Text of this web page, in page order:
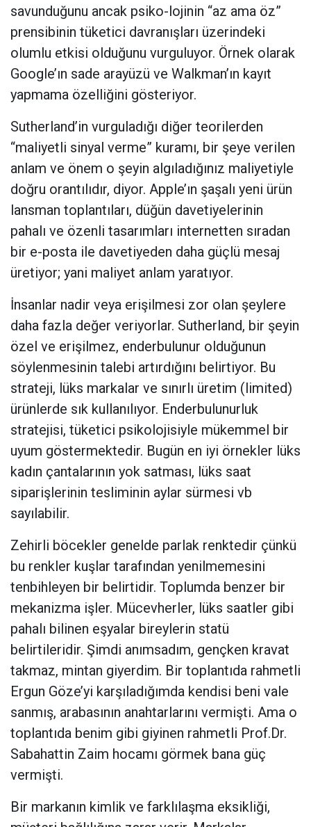
savunduğunu ancak psiko-lojinin “az ama öz”
prensibinin tüketici davranışları üzerindeki
olumlu etkisi olduğunu vurguluyor. Örnek olarak
Google’ın sade arayüzü ve Walkman’ın kayıt
yapmama özelliğini gösteriyor.
Sutherland’in vurguladığı diğer teorilerden
“maliyetli sinyal verme” kuramı, bir şeye verilen
anlam ve önem o şeyin algıladığınız maliyetiyle
doğru orantılıdır, diyor. Apple’ın şaşalı yeni ürün
lansman toplantıları, düğün davetiyelerinin
pahalı ve özenli tasarımları internetten sıradan
bir e-posta ile davetiyeden daha güçlü mesaj
üretiyor; yani maliyet anlam yaratıyor.
İnsanlar nadir veya erişilmesi zor olan şeylere
daha fazla değer veriyorlar. Sutherland, bir şeyin
özel ve erişilmez, enderbulunur olduğunun
söylenmesinin talebi artırdığını belirtiyor. Bu
strateji, lüks markalar ve sınırlı üretim (limited)
ürünlerde sık kullanılıyor. Enderbulunurluk
stratejisi, tüketici psikolojisiyle mükemmel bir
uyum göstermektedir. Bugün en iyi örnekler lüks
kadın çantalarının yok satması, lüks saat
siparişlerinin tesliminin aylar sürmesi vb
sayılabilir.
Zehirli böcekler genelde parlak renktedir çünkü
bu renkler kuşlar tarafından yenilmemesini
tenbihleyen bir belirtidir. Toplumda benzer bir
mekanizma işler. Mücevherler, lüks saatler gibi
pahalı bilinen eşyalar bireylerin statü
belirtileridir. Şimdi anımsadım, gençken kravat
takmaz, mintan giyerdim. Bir toplantıda rahmetli
Ergun Göze’yi karşıladığımda kendisi beni vale
sanmış, arabasının anahtarlarını vermişti. Ama o
toplantıda benim gibi giyinen rahmetli Prof.Dr.
Sabahattin Zaim hocamı görmek bana güç
vermişti.
Bir markanın kimlik ve farklılaşma eksikliği,